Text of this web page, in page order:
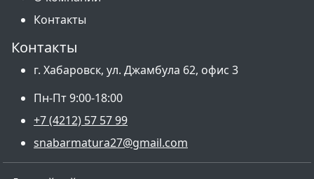
Контакты
Контакты
г. Хабаровск, ул. Джамбула 62, офис 3
Пн-Пт 9:00-18:00
+7 (4212) 57 57 99
snabarmatura27@gmail.com